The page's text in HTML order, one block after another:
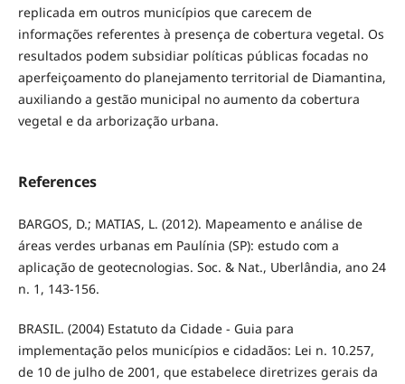
replicada em outros municípios que carecem de
informações referentes à presença de cobertura vegetal. Os
resultados podem subsidiar políticas públicas focadas no
aperfeiçoamento do planejamento territorial de Diamantina,
auxiliando a gestão municipal no aumento da cobertura
vegetal e da arborização urbana.
References
BARGOS, D.; MATIAS, L. (2012). Mapeamento e análise de
áreas verdes urbanas em Paulínia (SP): estudo com a
aplicação de geotecnologias. Soc. & Nat., Uberlândia, ano 24
n. 1, 143-156.
BRASIL. (2004) Estatuto da Cidade - Guia para
implementação pelos municípios e cidadãos: Lei n. 10.257,
de 10 de julho de 2001, que estabelece diretrizes gerais da